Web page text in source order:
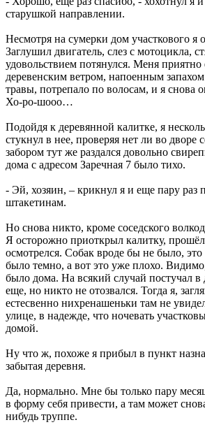
старушкой направлении.
Несмотря на сумерки дом участкового я
Заглушил двигатель, слез с мотоцикла,
удовольствием потянулся. Меня
деревенским ветром, напоенным
травы, потрепало по волосам, и я снова
Хо-ро-шооо…
Подойдя к деревянной калитке, я
стукнул в нее, проверяя нет ли во дворе
забором тут же раздался довольно
дома с адресом Заречная 7 было тихо.
- Эй, хозяин, – крикнул я и еще пару раз
штакетинам.
Но снова никто, кроме соседского
Я осторожно приоткрыл калитку,
осмотрелся. Собак вроде бы не было,
было темно, а вот это уже плохо.
было дома. На всякий случай постучал в
еще, но никто не отозвался. Тогда я,
естесвенно нихренашеньки там не
улице, в надежде, что ночевать
домой.
Ну что ж, похоже я прибыл в пункт
забытая деревня.
Да, нормально. Мне бы только пару
в форму себя привести, а там может
нибудь труппе.